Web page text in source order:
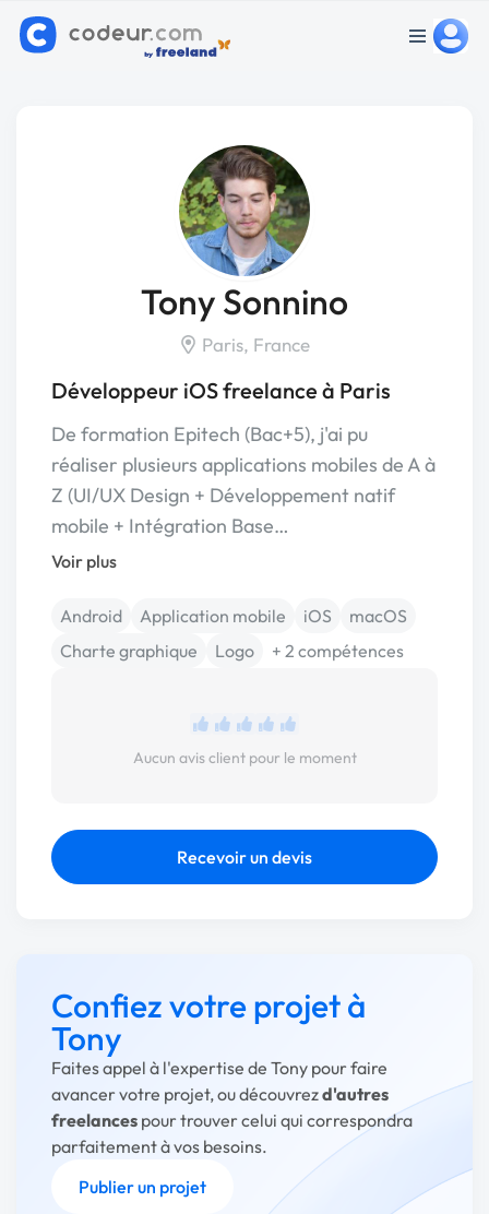
Tony Sonnino
Paris, France
Développeur iOS freelance à Paris
De formation Epitech (Bac+5), j'ai pu
réaliser plusieurs applications mobiles de A à
Z (UI/UX Design + Développement natif
mobile + Intégration Base…
Voir plus
Android Application mobile iOS
macOS
Charte graphique
Logo + 2 compétences
Aucun avis client pour le moment
Recevoir un devis
Confiez votre projet à
Tony
Faites appel à l'expertise de Tony pour faire
avancer votre projet, ou découvrezd'autres
freelances pour trouver celui qui correspondra
parfaitement à vos besoins.
Publier un projet